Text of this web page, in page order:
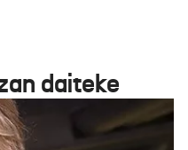
daiteke